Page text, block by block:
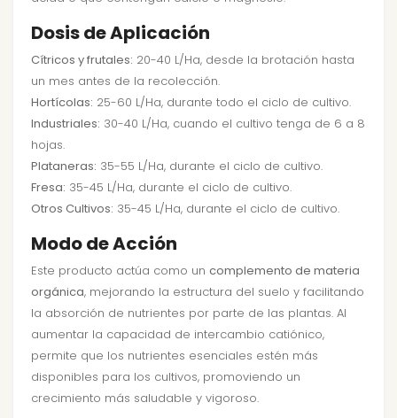
Dosis de Aplicación
Cítricos y frutales: 20-40 L/Ha, desde la brotación hasta
un mes antes de la recolección.
Hortícolas: 25-60 L/Ha, durante todo el ciclo de cultivo.
Industriales: 30-40 L/Ha, cuando el cultivo tenga de 6 a 8
hojas.
Plataneras: 35-55 L/Ha, durante el ciclo de cultivo.
Fresa: 35-45 L/Ha, durante el ciclo de cultivo.
Otros Cultivos: 35-45 L/Ha, durante el ciclo de cultivo.
Modo de Acción
Este producto actúa como un complemento de materia
orgánica, mejorando la estructura del suelo y facilitando
la absorción de nutrientes por parte de las plantas. Al
aumentar la capacidad de intercambio catiónico,
permite que los nutrientes esenciales estén más
disponibles para los cultivos, promoviendo un
crecimiento más saludable y vigoroso.